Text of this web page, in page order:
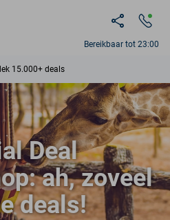
Bereikbaar tot 23:00
week beschikbaar
miljoen leden
9,4
15.000+ deals
Deal
ah, zoveel
deals!